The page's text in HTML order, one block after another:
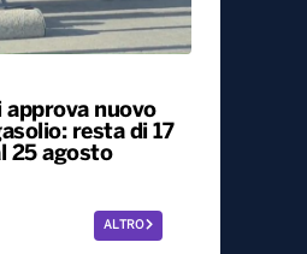
approva nuovo
resta di 17
25 agosto
ALTRO